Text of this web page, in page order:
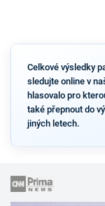
Celkové výsledky
sledujte online v
hlasovalo pro
také přepnout do
jiných letech.